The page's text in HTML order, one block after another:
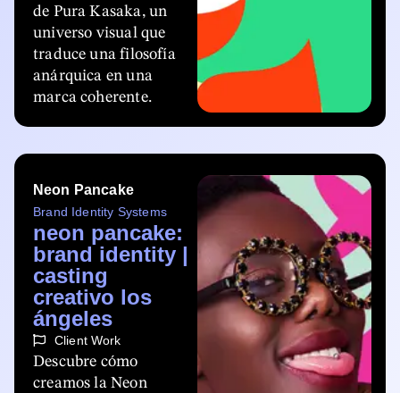
de Pura Kasaka, un
universo visual que
traduce una filosofía
anárquica en una
marca coherente.
Neon Pancake
Brand Identity Systems
neon pancake:
brand identity |
casting
creativo los
ángeles
Client Work
Descubre cómo
creamos la Neon